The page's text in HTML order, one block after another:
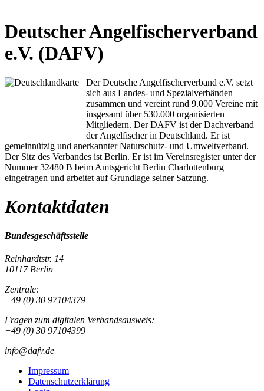
Deutscher Angelfischerverband
e.V. (DAFV)
Der Deutsche Angelfischerverband e.V. setzt
sich aus Landes- und Spezialverbänden
zusammen und vereint rund 9.000 Vereine mit
insgesamt über 530.000 organisierten
Mitgliedern. Der DAFV ist der Dachverband
der Angelfischer in Deutschland. Er ist
gemeinnützig und anerkannter Naturschutz- und Umweltverband.
Der Sitz des Verbandes ist Berlin. Er ist im Vereinsregister unter der
Nummer 32480 B beim Amtsgericht Berlin Charlottenburg
eingetragen und arbeitet auf Grundlage seiner Satzung.
Kontaktdaten
Bundesgeschäftsstelle
Reinhardtstr. 14
10117 Berlin
Zentrale:
+49 (0) 30 97104379
Fragen zum digitalen Verbandsausweis:
+49 (0) 30 97104399
info@dafv.de
Impressum
Datenschutzerklärung